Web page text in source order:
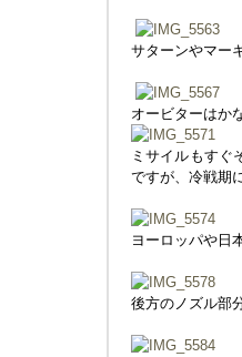
サターンやマー
オービターはか
ミサイルもすぐ
ですが、冷戦期
ヨーロッパや日
後方のノズル部